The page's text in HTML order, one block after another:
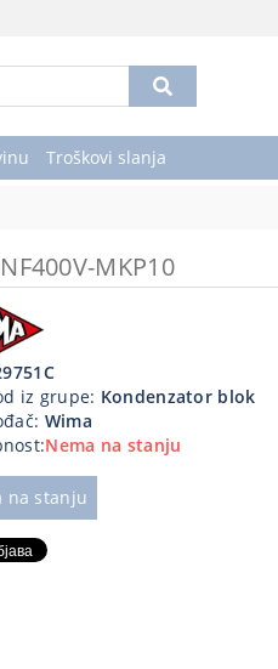
Troškovi slanja
MKP10
iz grupe: Kondenzator blok
Wima
Nema na stanju
na stanju